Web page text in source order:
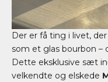
Der er få ting i livet,
som et glas bourbon –
Dette eksklusive sæt
velkendte og elskede